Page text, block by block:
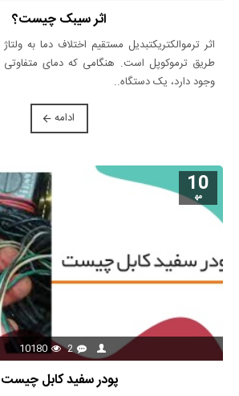
اثر سیبک چیست؟
اثر ترموالکتریکتبدیل مستقیم اختلاف دما به
طریق ترموکوپل است. هنگامی که دمای
وجود دارد، یک دستگاه..
ادامه
10
مه‍
2
10180
پودر سفید کابل چیست